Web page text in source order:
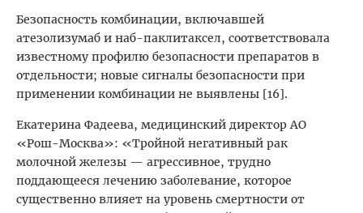
Безопасность комбинации, включавшей
атезолизумаб и наб-паклитаксел, соответствовала
известному профилю безопасности препаратов в
отдельности; новые сигналы безопасности при
применении комбинации не выявлены [16].
Екатерина Фадеева, медицинский директор АО
«Рош-Москва»: «Тройной негативный рак
молочной железы — агрессивное, трудно
поддающееся лечению заболевание, которое
существенно влияет на уровень смертности от